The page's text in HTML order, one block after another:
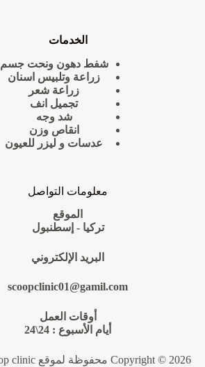
الخدمات
شفط دهون ونحت جسم
زراعة وتلبيس اسنان
زراعة شعر
تجميل انف
شد وجه
انقاص وزن
عدسات و ليزر للعيون
معلومات التواصل
الموقع
تركيا - إسطنبول
البريد الإلكتروني
scoopclinic01@gamil.com
أوقات العمل
أيام الأسبوع : 24\24